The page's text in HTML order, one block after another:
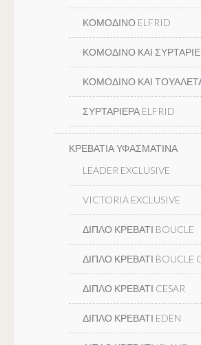
ΚΟΜΟΔΙΝΟ ELFRID
ΚΟΜΟΔΙΝΟ ΚΑΙ
ΚΟΜΟΔΙΝΟ ΚΑΙ ΤΟΥΑΛΕΤΑ
ΣΥΡΤΑΡΙΕΡΑ ELFRID
ΚΡΕΒΑΤΙΑ ΥΦΑΣΜΑΤΙΝΑ
LEADER EXCLUSIVE
VICTORIA EXCLUSIVE
ΔΙΠΛΟ ΚΡΕΒΑΤΙ BOUCLE
ΔΙΠΛΟ ΚΡΕΒΑΤΙ BOUCLE
ΔΙΠΛΟ ΚΡΕΒΑΤΙ CESAR
ΔΙΠΛΟ ΚΡΕΒΑΤΙ EDEN